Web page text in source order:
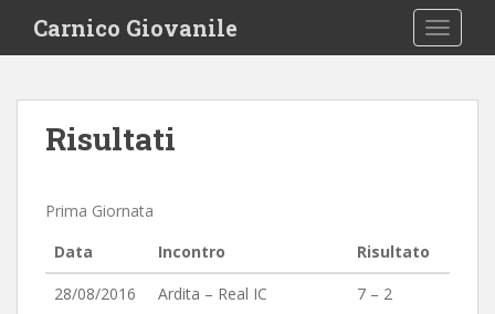
i
Carnico Giovanile
Risultati
Prima Giornata
Data
Incontro
Risultato
28/08/2016
Ardita – Real IC
7 – 2